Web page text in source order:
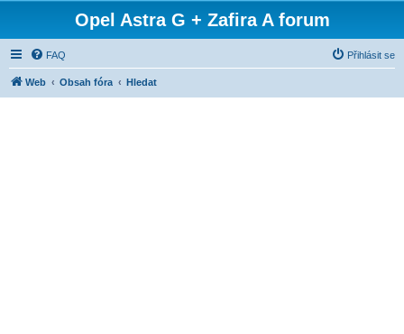
Opel Astra G + Zafira A forum
FAQ Přihlásit se
Web Obsah fóra Hledat